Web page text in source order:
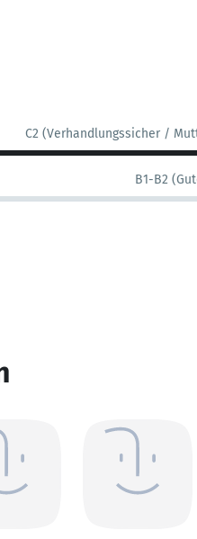
C2 (Verhandlungssicher /
B1-B2